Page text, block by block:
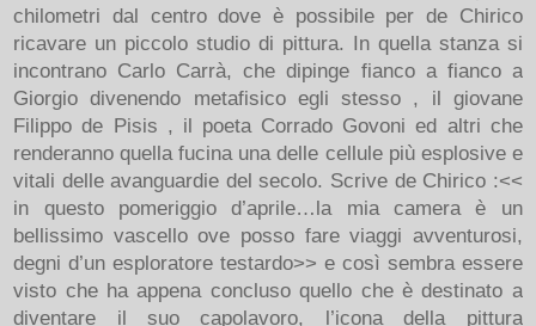
chilometri dal centro dove è possibile per de Chirico
ricavare un piccolo studio di pittura. In quella stanza si
incontrano Carlo Carrà, che dipinge fianco a fianco a
Giorgio divenendo metafisico egli stesso , il giovane
Filippo de Pisis , il poeta Corrado Govoni ed altri che
renderanno quella fucina una delle cellule più esplosive e
vitali delle avanguardie del secolo. Scrive de Chirico :<<
in questo pomeriggio d’aprile…la mia camera è un
bellissimo vascello ove posso fare viaggi avventurosi,
degni d’un esploratore testardo>> e così sembra essere
visto che ha appena concluso quello che è destinato a
diventare il suo capolavoro, l’icona della pittura